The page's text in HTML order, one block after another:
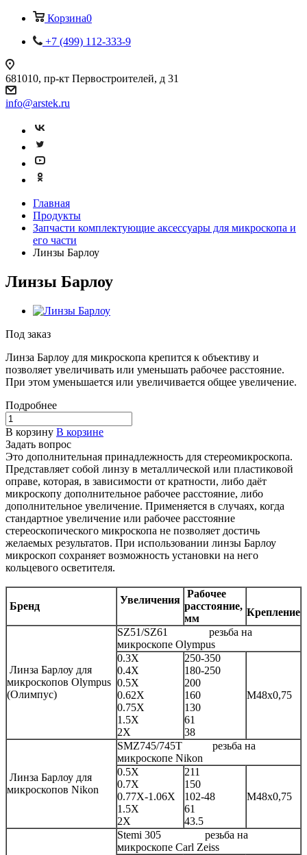
Корзина0
+7 (499) 112-333-9
681010, пр-кт Первостроителей, д 31
info@arstek.ru
Главная
Продукты
Запчасти комплектующие аксессуары для микроскопа и
его части
Линзы Барлоу
Линзы Барлоу
Под заказ
Линза Барлоу для микроскопа крепится к объективу и
позволяет увеличивать или уменьшать рабочее расстояние.
При этом уменьшается или увеличивается общее увеличение.
Подробнее
В корзину В корзине
Задать вопрос
Это дополнительная принадлежность для стереомикроскопа.
Представляет собой линзу в металлической или пластиковой
оправе, которая, в зависимости от кратности, либо даёт
микроскопу дополнительное рабочее расстояние, либо
дополнительное увеличение. Применяется в случаях, когда
стандартное увеличение или рабочее расстояние
стереоскопического микроскопа не позволяет достичь
желаемых результатов. При использовании линзы Барлоу
микроскоп сохраняет возможность установки на него
кольцевого осветителя.
Бренд
Увеличения
Рабочее
расстояние,
мм
Крепление
Линза Барлоу для
микроскопов Olympus
(Олимпус)
SZ51/SZ61 резьба на
микроскопе Olympus
0.3X
0.4X
0.5X
0.62X
0.75X
1.5X
2X
250-350
180-250
200
160
130
61
38
М48х0,75
Линза Барлоу для
микроскопов Nikon
SMZ745/745T резьба на
микроскопе Nikon
0.5X
0.7X
0.77X-1.06X
1.5X
2X
211
150
102-48
61
43.5
М48х0,75
Stemi 305 резьба на
микроскопе Carl Zeiss